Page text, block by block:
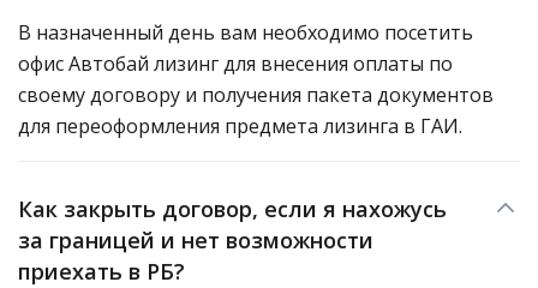
В назначенный день вам необходимо посетить
офис Автобай лизинг для внесения оплаты по
своему договору и получения пакета документов
для переоформления предмета лизинга в ГАИ.
Как закрыть договор, если я нахожусь
за границей и нет возможности
приехать в РБ?